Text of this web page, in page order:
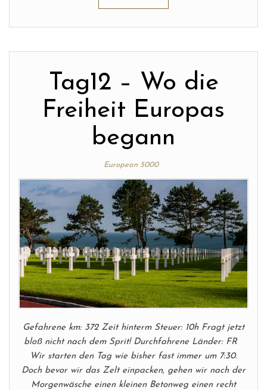
Tag12 – Wo die
Freiheit Europas
begann
European 5000
Gefahrene km: 372 Zeit hinterm Steuer: 10h Fragt jetzt
bloß nicht nach dem Sprit! Durchfahrene Länder: FR
Wir starten den Tag wie bisher fast immer um 7:30.
Doch bevor wir das Zelt einpacken, gehen wir nach der
Morgenwäsche einen kleinen Betonweg einen recht